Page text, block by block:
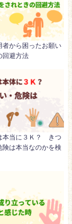
者から困ったお願い
回避方法
本当に３Ｋ？ きつ
険は本当なのかを検